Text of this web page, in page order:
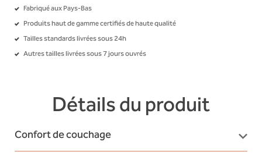
Fabriqué aux Pays-Bas
Produits haut de gamme certifiés de haute qualité
Tailles standards livrées sous 24h
Autres tailles livrées sous 7 jours ouvrés
Détails du produit
Confort de couchage